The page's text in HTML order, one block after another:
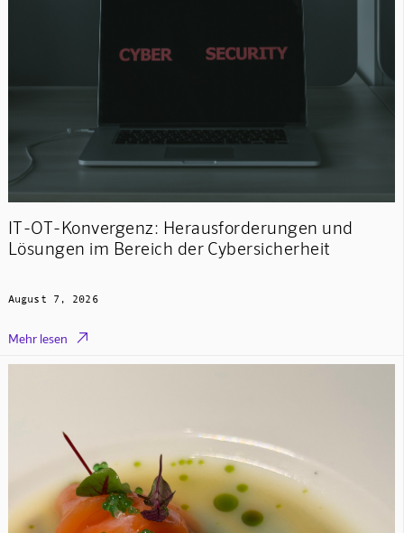
IT-OT-Konvergenz: Herausforderungen und
Lösungen im Bereich der Cybersicherheit
August 7, 2026
Mehr lesen 